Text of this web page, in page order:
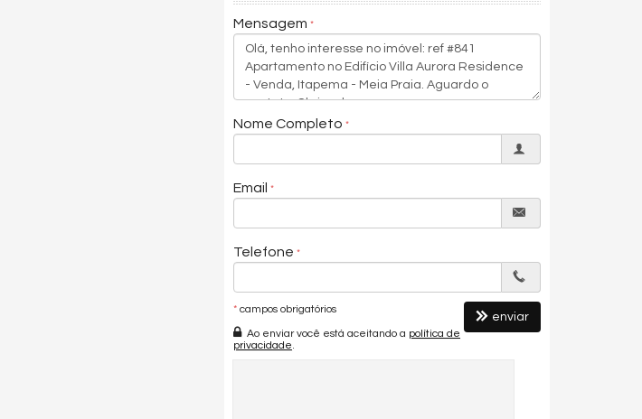
Mensagem
Nome Completo
Email
Telefone
* campos obrigatórios
Ao enviar você está aceitando a política de
privacidade
enviar